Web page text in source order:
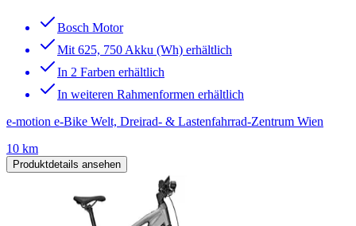
Bosch Motor
Mit 625, 750 Akku (Wh) erhältlich
In 2 Farben erhältlich
In weiteren Rahmenformen erhältlich
e-motion e-Bike Welt, Dreirad- & Lastenfahrrad-Zentrum Wien
10 km
Produktdetails ansehen